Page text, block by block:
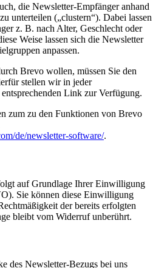
die Newsletter-Empfänger anhand
unterteilen („clustern“). Dabei lassen
z. B. nach Alter, Geschlecht oder
Weise lassen sich die Newsletter
anpassen.
Brevo wollen, müssen Sie den
stellen wir in jeder
Link zur Verfügung.
zum zu den Funktionen von Brevo
de/newsletter-software/.
auf Grundlage Ihrer Einwilligung
Sie können diese Einwilligung
der bereits erfolgten
bleibt vom Widerruf unberührt.
des Newsletter-Bezugs bei uns